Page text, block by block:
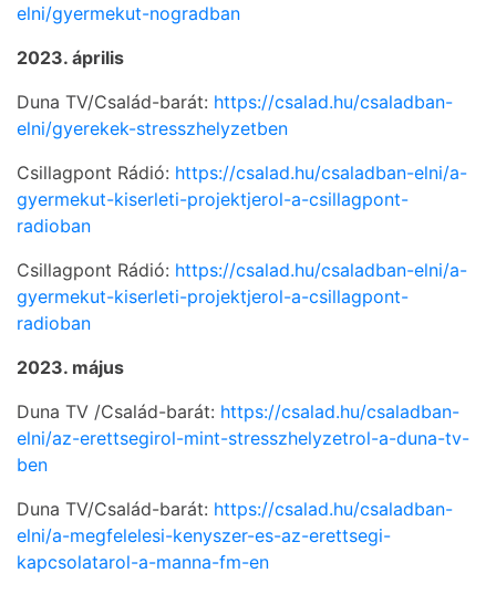
elni/gyermekut-nogradban
2023. április
Duna TV/Család-barát: https://csalad.hu/csaladban-
elni/gyerekek-stresszhelyzetben
Csillagpont Rádió: https://csalad.hu/csaladban-elni/a-
gyermekut-kiserleti-projektjerol-a-csillagpont-
radioban
Csillagpont Rádió: https://csalad.hu/csaladban-elni/a-
gyermekut-kiserleti-projektjerol-a-csillagpont-
radioban
2023. május
Duna TV /Család-barát: https://csalad.hu/csaladban-
elni/az-erettsegirol-mint-stresszhelyzetrol-a-duna-tv-
ben
Duna TV/Család-barát: https://csalad.hu/csaladban-
elni/a-megfelelesi-kenyszer-es-az-erettsegi-
kapcsolatarol-a-manna-fm-en